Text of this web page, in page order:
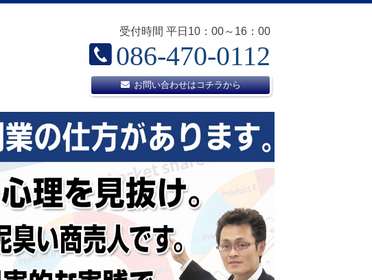
受付時間 平日10：00～16：00
086-470-0112
お問い合わせはコチラから